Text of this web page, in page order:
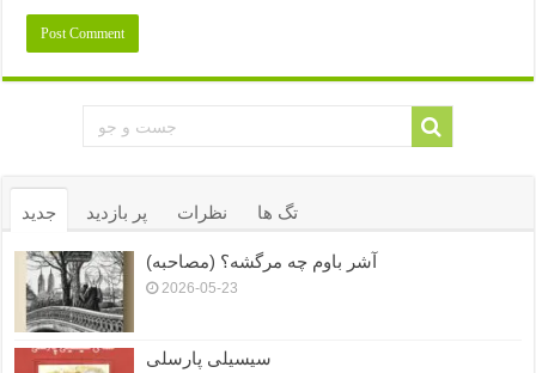
جدید پر بازدید نظرات تگ ها
آشر باوم چه مرگشه؟ (مصاحبه)
2026-05-23
سیسیلی پارسلی